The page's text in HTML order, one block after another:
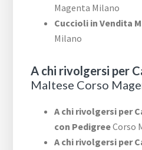
Magenta Milano
Cuccioli in Vendita
Milano
A chi rivolgersi per
Maltese Corso
A chi rivolgersi per
con PedigreeCorso
A chi rivolgersi per